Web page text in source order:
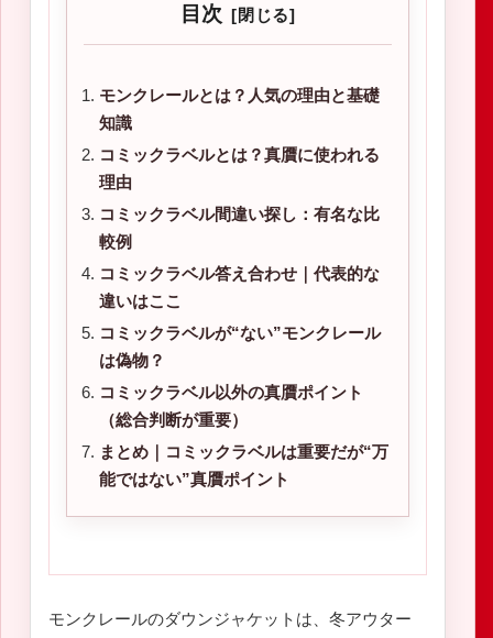
目次
モンクレールとは？人気の理由と基礎
知識
コミックラベルとは？真贋に使われる
理由
コミックラベル間違い探し：有名な比
較例
コミックラベル答え合わせ｜代表的な
違いはここ
コミックラベルが“ない”モンクレール
は偽物？
コミックラベル以外の真贋ポイント
（総合判断が重要）
まとめ｜コミックラベルは重要だが“万
能ではない”真贋ポイント
モンクレールのダウンジャケットは、冬アウター